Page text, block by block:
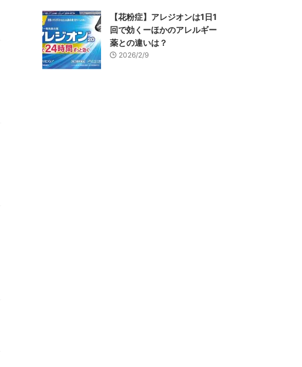
【花粉症】アレジオンは1日1
回で効くーほかのアレルギー
薬との違いは？
2026/2/9